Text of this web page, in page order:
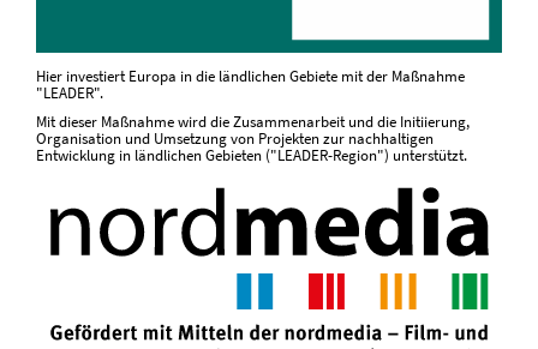
Hier investiert Europa in die ländlichen Gebiete mit der Maßnahme
"LEADER".
Mit dieser Maßnahme wird die Zusammenarbeit und die Initiierung,
Organisation und Umsetzung von Projekten zur nachhaltigen
Entwicklung in ländlichen Gebieten ("LEADER-Region") unterstützt.